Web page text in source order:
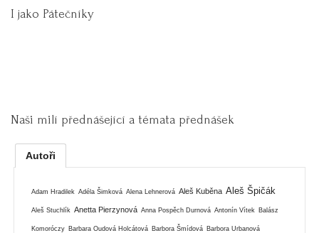
I jako Pátečníky
Naši milí přednášející a témata přednášek
Autoři
Adam Hradilek Adéla Šimková Alena Lehnerová Aleš Kuběna Aleš Špičák
Aleš Stuchlík Anetta Pierzynová Anna Pospěch Durnová Antonín Vítek Balász
Komoróczy Barbara Oudová Holcátová Barbora Šmídová Barbora Urbanová